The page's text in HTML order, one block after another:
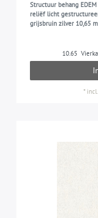
Structuur behang
reliëf licht
grijsbruin zilver 10,65
10.65
*